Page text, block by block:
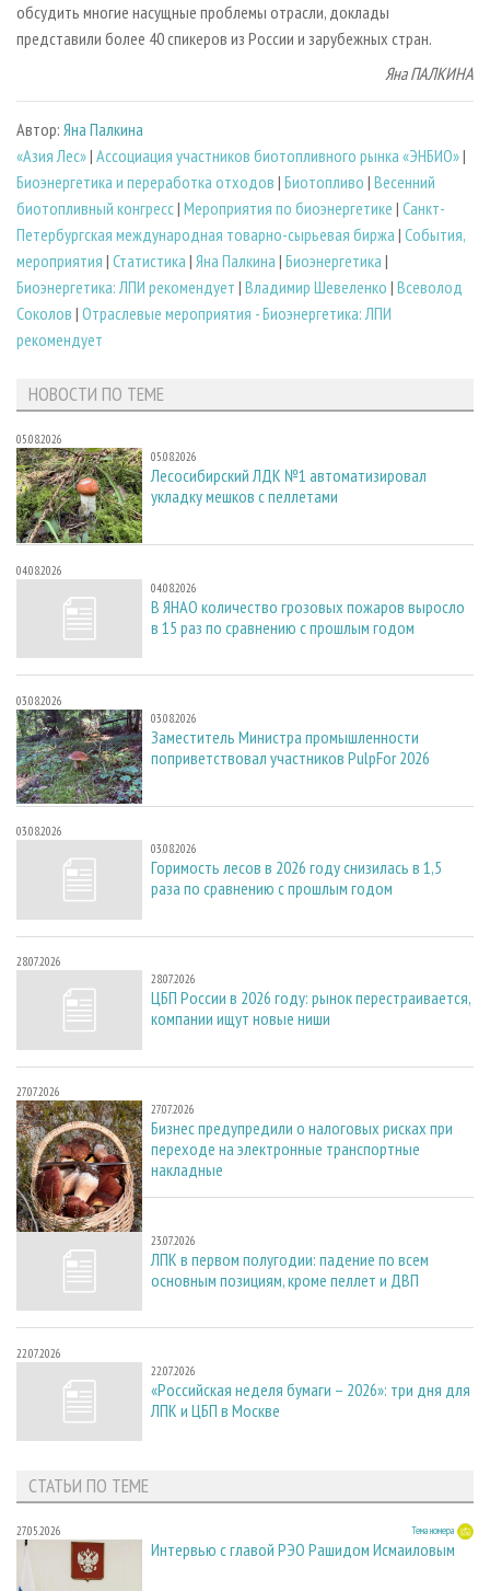
обсудить многие насущные проблемы отрасли, доклады
представили более 40 спикеров из России и зарубежных стран.
Яна ПАЛКИНА
Автор: Яна Палкина
«Азия Лес»| Ассоциация участников биотопливного рынка «ЭНБИО»|
Биoэнергетика и переработка отходов | Биотопливо | Весенний
биотопливный конгресс| Мероприятия по биоэнергетике | Санкт-
Петербургская международная товарно-сырьевая биржа | События,
мероприятия | Статистика | Яна Палкина | Биоэнергетика |
Биоэнергетика: ЛПИ рекомендует | Владимир Шевеленко | Всеволод
Соколов | Отраслевые мероприятия - Биоэнергетика: ЛПИ
рекомендует
НОВОСТИ ПО ТЕМЕ
05.08.2026
05.08.2026
Лесосибирский ЛДК №1 автоматизировал
укладку мешков с пеллетами
04.08.2026
04.08.2026
В ЯНАО количество грозовых пожаров выросло
в 15 раз по сравнению с прошлым годом
03.08.2026
03.08.2026
Заместитель Министра промышленности
поприветствовал участников PulpFor 2026
03.08.2026
03.08.2026
Горимость лесов в 2026 году снизилась в 1,5
раза по сравнению с прошлым годом
28.07.2026
28.07.2026
ЦБП России в 2026 году: рынок перестраивается,
компании ищут новые ниши
27.07.2026
27.07.2026
Бизнес предупредили о налоговых рисках при
переходе на электронные транспортные
накладные
23.07.2026
23.07.2026
ЛПК в первом полугодии: падение по всем
основным позициям, кроме пеллет и ДВП
22.07.2026
22.07.2026
«Российская неделя бумаги – 2026»: три дня для
ЛПК и ЦБП в Москве
СТАТЬИ ПО ТЕМЕ
27.05.2026 Тема номера
Интервью с главой РЭО Рашидом Исмаиловым